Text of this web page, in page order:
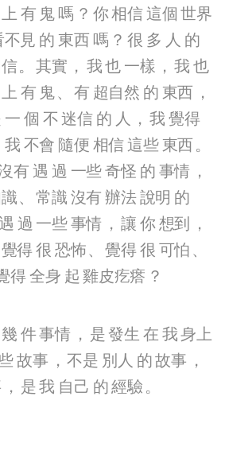
上 有 鬼 嗎 ？ 你相信 這個 世界
不見 的 東西 嗎 ？ 很 多 人 的
。 其實 ， 我也 一樣 ， 我 也
上 有 鬼、 有 超自然 的 東西 ，
一 個 不迷信 的 人 ， 我 覺得
我 不會 隨便 相信 這些東西 。
有 遇 過 一些奇怪 的 事情 ，
、 常識 沒有 辦法說明 的
過 一些事情 ， 讓 你想到
，
覺得很 恐怖、 覺得很 可怕 、
得 全身 起 雞皮疙瘩 ？
幾 件事情 ， 是 發生 在 我身上
故事 ， 不是 別人 的故事 ，
， 是我 自己 的經驗 。